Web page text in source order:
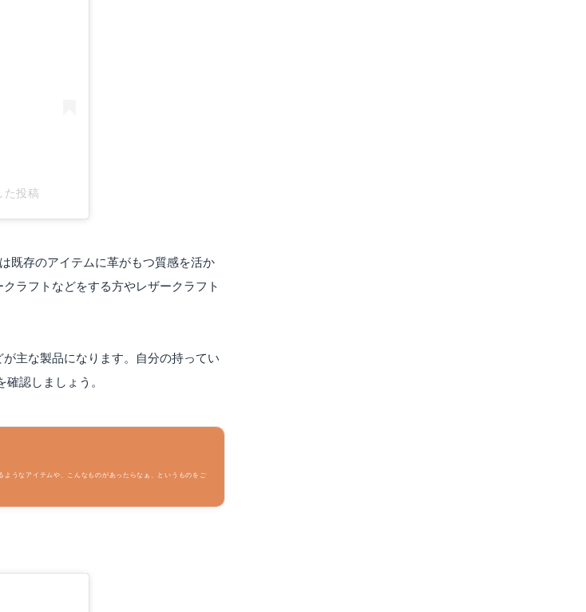
投稿
既存のアイテムに革がもつ質感を活か
ラフトなどをする方やレザークラフト
主な製品になります。自分の持ってい
認しましょう。